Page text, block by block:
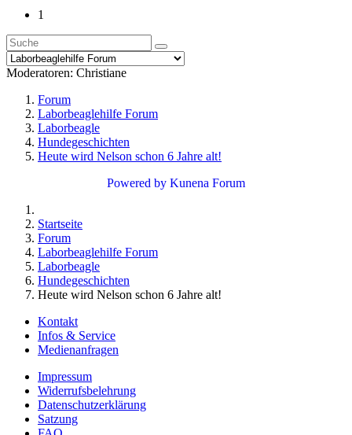
1
Moderatoren: Christiane
Forum
Laborbeaglehilfe Forum
Laborbeagle
Hundegeschichten
Heute wird Nelson schon 6 Jahre alt!
Powered by Kunena Forum
Startseite
Forum
Laborbeaglehilfe Forum
Laborbeagle
Hundegeschichten
Heute wird Nelson schon 6 Jahre alt!
Kontakt
Infos & Service
Medienanfragen
Impressum
Widerrufsbelehrung
Datenschutzerklärung
Satzung